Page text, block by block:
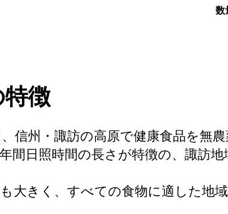
数
徴
信州・諏訪の高原で健康食品を無農
間日照時間の長さが特徴の、諏訪
大きく、すべての食物に適した地